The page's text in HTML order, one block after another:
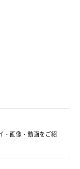
・画像・動画をご紹